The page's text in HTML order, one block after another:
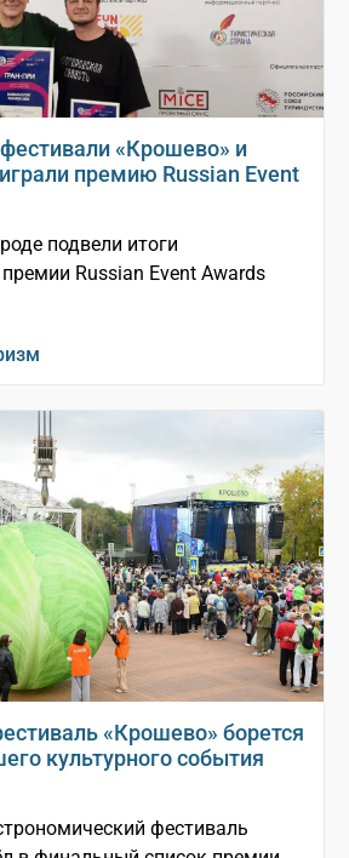
«Крошево» и
премию Russian Event
подвели итоги
Russian Event Awards
«Крошево» борется
культурного события
фестиваль